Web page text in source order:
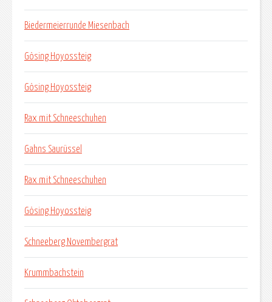
Biedermeierrunde Miesenbach
Gösing Hoyossteig
Gösing Hoyossteig
Rax mit Schneeschuhen
Gahns Saurüssel
Rax mit Schneeschuhen
Gösing Hoyossteig
Schneeberg Novembergrat
Krummbachstein